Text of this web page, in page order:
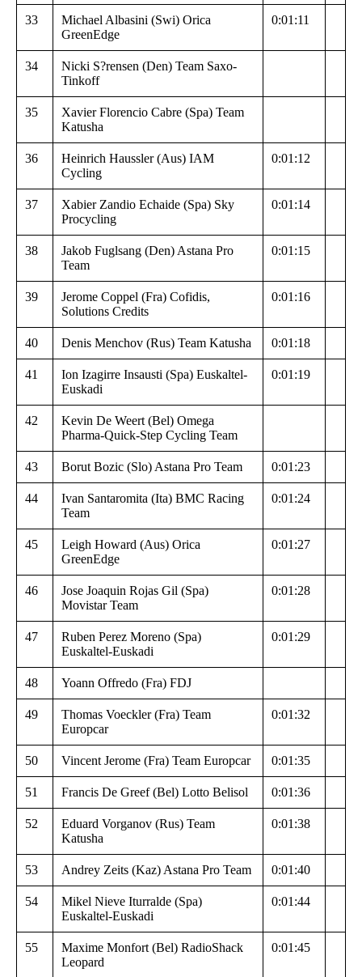
33
Michael Albasini (Swi) Orica
GreenEdge
0:01:11
34
Nicki S?rensen (Den) Team Saxo-
Tinkoff
35
Xavier Florencio Cabre (Spa) Team
Katusha
36
Heinrich Haussler (Aus) IAM
Cycling
0:01:12
37
Xabier Zandio Echaide (Spa) Sky
Procycling
0:01:14
38
Jakob Fuglsang (Den) Astana Pro
Team
0:01:15
39
Jerome Coppel (Fra) Cofidis,
Solutions Credits
0:01:16
40 Denis Menchov (Rus) Team Katusha 0:01:18
41
Ion Izagirre Insausti (Spa) Euskaltel-
Euskadi
0:01:19
42
Kevin De Weert (Bel) Omega
Pharma-Quick-Step Cycling Team
43 Borut Bozic (Slo) Astana Pro Team 0:01:23
44
Ivan Santaromita (Ita) BMC Racing
Team
0:01:24
45
Leigh Howard (Aus) Orica
GreenEdge
0:01:27
46
Jose Joaquin Rojas Gil (Spa)
Movistar Team
0:01:28
47
Ruben Perez Moreno (Spa)
Euskaltel-Euskadi
0:01:29
48 Yoann Offredo (Fra) FDJ
49
Thomas Voeckler (Fra) Team
Europcar
0:01:32
50 Vincent Jerome (Fra) Team Europcar 0:01:35
51 Francis De Greef (Bel) Lotto Belisol 0:01:36
52
Eduard Vorganov (Rus) Team
Katusha
0:01:38
53 Andrey Zeits (Kaz) Astana Pro Team 0:01:40
54
Mikel Nieve Iturralde (Spa)
Euskaltel-Euskadi
0:01:44
55
Maxime Monfort (Bel) RadioShack
Leopard
0:01:45